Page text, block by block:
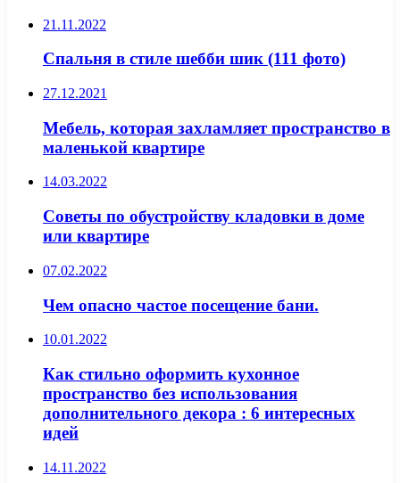
21.11.2022
Спальня в стиле шебби шик (111 фото)
27.12.2021
Мебель, которая захламляет пространство в
маленькой квартире
14.03.2022
Советы по обустройству кладовки в доме
или квартире
07.02.2022
Чем опасно частое посещение бани.
10.01.2022
Как стильно оформить кухонное
пространство без использования
дополнительного декора : 6 интересных
идей
14.11.2022